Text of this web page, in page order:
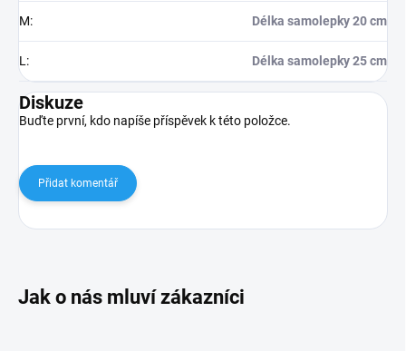
M: Délka samolepky 20 cm
L : Délka samolepky 25 cm
Diskuze
Buďte první, kdo napíše příspěvek k této položce.
Přidat komentář